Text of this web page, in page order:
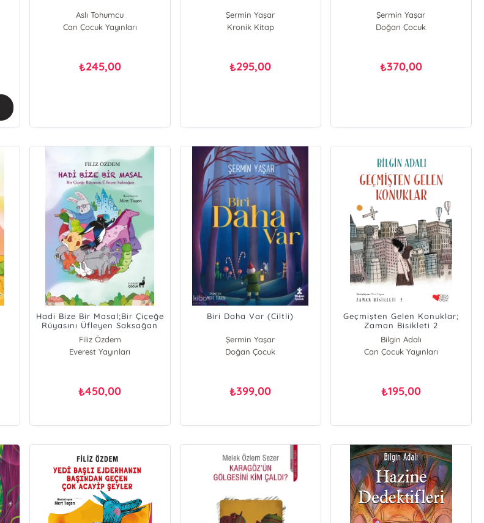
Aslı Tohumcu
Can Çocuk Yayınları
₺245,00
Şermin Yaşar
Kronik Kitap
₺295,00
Şermin Yaşar
Doğan Çocuk
₺370,00
Hadi Bize Bir Masal;Bir Çiçeğe
Rüyasını Üfleyen Saksağan
Filiz Özdem
Everest Yayınları
₺450,00
Biri Daha Var (Ciltli)
Şermin Yaşar
Doğan Çocuk
₺399,00
Geçmişten Gelen Konuklar;
Zaman Bisikleti 2
Bilgin Adalı
Can Çocuk Yayınları
₺195,00